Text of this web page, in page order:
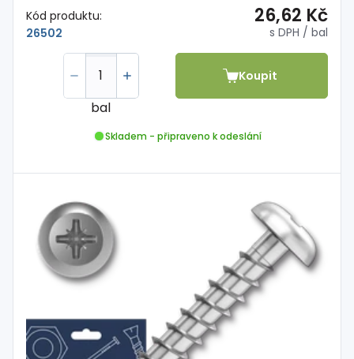
Kód produktu:
26502
26,62 Kč
s DPH / bal
bal
Koupit
Skladem - připraveno k odeslání